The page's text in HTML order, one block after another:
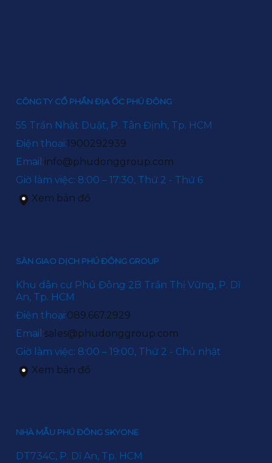
CÔNG TY CỔ PHẦN ĐỊA ỐC PHÚ ĐÔNG
55 Trần Nhật Duật, P. Tân Định, Tp. HCM
Điện thoại:1900292939
Email:info@phudonggroup.com
Giờ làm việc: 8:00 – 17:30, Thứ 2 - Thứ 6
Xem bản đồ
SÀN GIAO DỊCH PHÚ ĐÔNG GROUP
Khu dân cư Phú Đông 2B Trần Thị Vững, P. Dĩ
An, Tp. HCM
Điện thoại:089.667.2929
Email:sales@phudonggroup.com
Giờ làm việc: 8:00 – 19:00, Thứ 2 - Chủ nhật
Xem bản đồ
NHÀ MẪU PHÚ ĐÔNG SKYONE
DT734C, P. Dĩ An, Tp. HCM